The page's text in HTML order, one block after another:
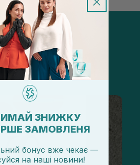
в Instagram
ЗНИЖКУ
ЗАМОВЛЕНЯ
бонус вже чекає —
на наші новини!